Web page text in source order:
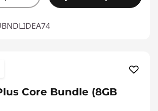
Core Bundle (8GB